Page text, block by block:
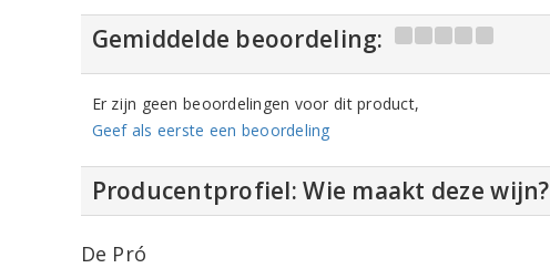
Gemiddelde beoordeling:
Er zijn geen beoordelingen voor dit product,
Geef als eerste een beoordeling
Producentprofiel: Wie maakt deze wijn?
De Pró